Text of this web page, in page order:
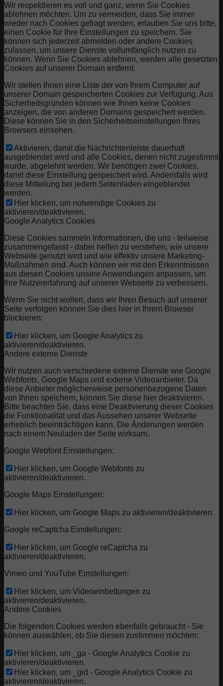
Wir respektieren es voll und ganz, wenn Sie Cookies
ablehnen möchten. Um zu vermeiden, dass Sie immer
wieder nach Cookies gefragt werden, erlauben Sie uns bitte,
einen Cookie für Ihre Einstellungen zu speichern. Sie
können sich jederzeit abmelden oder andere Cookies
zulassen, um unsere Dienste vollumfänglich nutzen zu
können. Wenn Sie Cookies ablehnen, werden alle gesetzten
Cookies auf unserer Domain entfernt.
Wir stellen Ihnen eine Liste der von Ihrem Computer auf
unserer Domain gespeicherten Cookies zur Verfügung. Aus
Sicherheitsgründen können wie Ihnen keine Cookies
anzeigen, die von anderen Domains gespeichert werden.
Diese können Sie in den Sicherheitseinstellungen Ihres
Browsers einsehen.
Aktivieren, damit die Nachrichtenleiste dauerhaft
ausgeblendet wird und alle Cookies, denen nicht zugestimmt
wurde, abgelehnt werden. Wir benötigen zwei Cookies,
damit diese Einstellung gespeichert wird. Andernfalls wird
diese Mitteilung bei jedem Seitenladen eingeblendet
werden.
Hier klicken, um notwendige Cookies zu
aktivieren/deaktivieren.
Google Analytics Cookies
Diese Cookies sammeln Informationen, die uns - teilweise
zusammengefasst - dabei helfen zu verstehen, wie unsere
Webseite genutzt wird und wie effektiv unsere Marketing-
Maßnahmen sind. Auch können wir mit den Erkenntnissen
aus diesen Cookies unsere Anwendungen anpassen, um
Ihre Nutzererfahrung auf unserer Webseite zu verbessern.
Wenn Sie nicht wollen, dass wir Ihren Besuch auf unserer
Seite verfolgen können Sie dies hier in Ihrem Browser
blockieren:
Hier klicken, um Google Analytics zu
aktivieren/deaktivieren.
Andere externe Dienste
Wir nutzen auch verschiedene externe Dienste wie Google
Webfonts, Google Maps und externe Videoanbieter. Da
diese Anbieter möglicherweise personenbezogene Daten
von Ihnen speichern, können Sie diese hier deaktivieren.
Bitte beachten Sie, dass eine Deaktivierung dieser Cookies
die Funktionalität und das Aussehen unserer Webseite
erheblich beeinträchtigen kann. Die Änderungen werden
nach einem Neuladen der Seite wirksam.
Google Webfont Einstellungen:
Hier klicken, um Google Webfonts zu
aktivieren/deaktivieren.
Google Maps Einstellungen:
Hier klicken, um Google Maps zu aktivieren/deaktivieren.
Google reCaptcha Einstellungen:
Hier klicken, um Google reCaptcha zu
aktivieren/deaktivieren.
Vimeo und YouTube Einstellungen:
Hier klicken, um Videoeinbettungen zu
aktivieren/deaktivieren.
Andere Cookies
Die folgenden Cookies werden ebenfalls gebraucht - Sie
können auswählen, ob Sie diesen zustimmen möchten:
Hier klicken, um _ga - Google Analytics Cookie zu
aktivieren/deaktivieren.
Hier klicken, um _gid - Google Analytics Cookie zu
aktivieren/deaktivieren.